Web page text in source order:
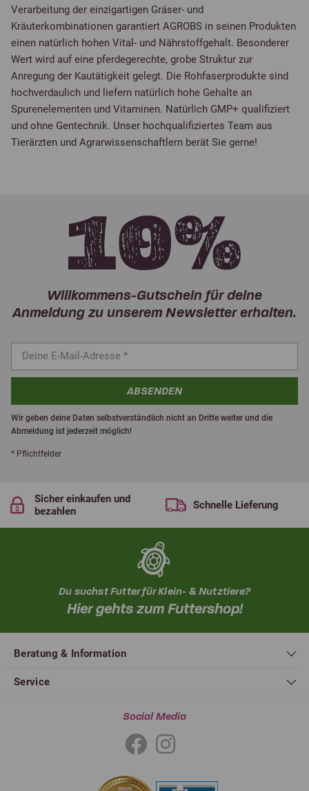
Verarbeitung der einzigartigen Gräser- und
Kräuterkombinationen garantiert AGROBS in seinen Produkten
einen natürlich hohen Vital- und Nährstoffgehalt. Besonderer
Wert wird auf eine pferdegerechte, grobe Struktur zur
Anregung der Kautätigkeit gelegt. Die Rohfaserprodukte sind
hochverdaulich und liefern natürlich hohe Gehalte an
Spurenelementen und Vitaminen. Natürlich GMP+ qualifiziert
und ohne Gentechnik. Unser hochqualifiziertes Team aus
Tierärzten und Agrarwissenschaftlern berät Sie gerne!
Willkommens-Gutschein für deine
Anmeldung zu unserem Newsletter erhalten.
ABSENDEN
Wir geben deine Daten selbstverständlich nicht an Dritte weiter und die
Abmeldung ist jederzeit möglich!
* Pflichtfelder
Sicher einkaufen und
bezahlen
Schnelle Lieferung
Du suchst Futter für Klein- & Nutztiere?
Hier gehts zum Futtershop!
Beratung & Information
Service
Social Media